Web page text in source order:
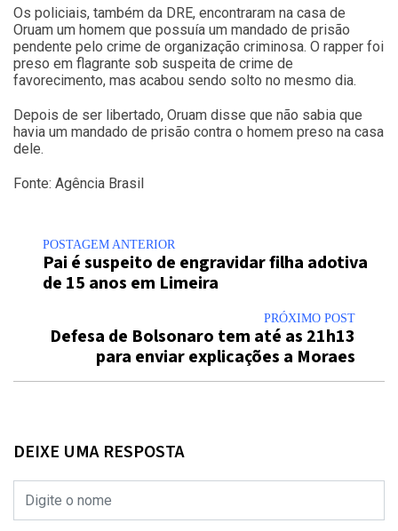
Os policiais, também da DRE, encontraram na casa de
Oruam um homem que possuía um mandado de prisão
pendente pelo crime de organização criminosa. O rapper foi
preso em flagrante sob suspeita de crime de
favorecimento, mas acabou sendo solto no mesmo dia.
Depois de ser libertado, Oruam disse que não sabia que
havia um mandado de prisão contra o homem preso na casa
dele.
Fonte: Agência Brasil
POSTAGEM ANTERIOR
Pai é suspeito de engravidar filha adotiva
de 15 anos em Limeira
PRÓXIMO POST
Defesa de Bolsonaro tem até as 21h13
para enviar explicações a Moraes
DEIXE UMA RESPOSTA